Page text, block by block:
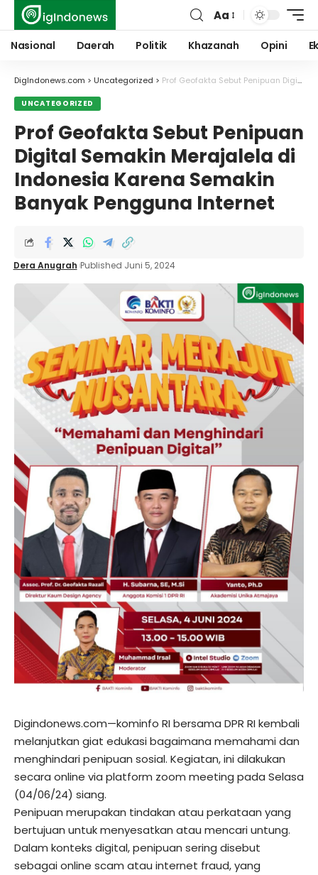
Font
Resizer
Aa
Nasional Daerah Politik Khazanah Opini
DigIndonews.com > Uncategorized > Prof Geofakta Sebut Penipuan Digital Semakin Merajalela di Indonesia Karena Semakin Banyak Pengguna Internet
UNCATEGORIZED
Prof Geofakta Sebut Penipuan
Digital Semakin Merajalela di
Indonesia Karena Semakin
Banyak Pengguna Internet
Dera Anugrah Published Juni 5, 2024
Digindonews.com—kominfo RI bersama DPR RI kembali
melanjutkan giat edukasi bagaimana memahami dan
menghindari penipuan sosial. Kegiatan, ini dilakukan
secara online via platform zoom meeting pada Selasa
(04/06/24) siang.
Penipuan merupakan tindakan atau perkataan yang
bertujuan untuk menyesatkan atau mencari untung.
Dalam konteks digital, penipuan sering disebut
sebagai online scam atau internet fraud, yang